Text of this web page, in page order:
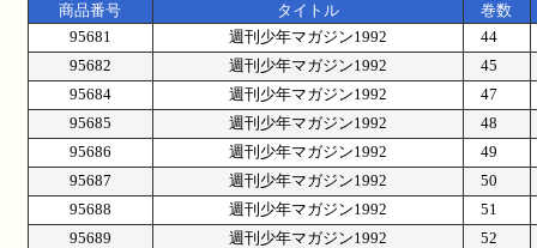
商品番号 タイトル
巻数
95681
週刊少年マガジン1992
44
95682
週刊少年マガジン1992
45
95684
週刊少年マガジン1992
47
95685
週刊少年マガジン1992
48
95686
週刊少年マガジン1992
49
95687
週刊少年マガジン1992
50
95688
週刊少年マガジン1992
51
95689
週刊少年マガジン1992
52